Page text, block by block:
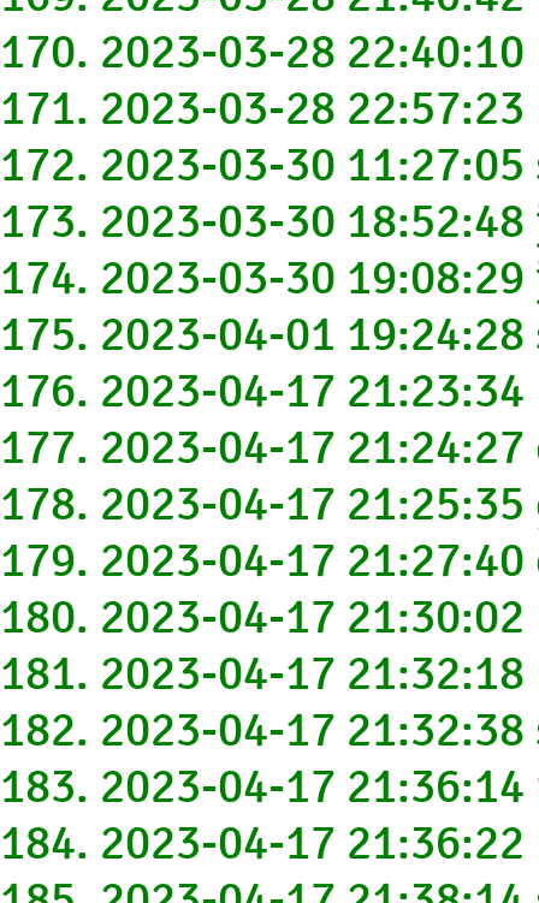
170. 2023-03-28
171. 2023-03-28
172. 2023-03-30
173. 2023-03-30
174. 2023-03-30
175. 2023-04-01
176. 2023-04-17
177. 2023-04-17
178. 2023-04-17
179. 2023-04-17
180. 2023-04-17
181. 2023-04-17
182. 2023-04-17
183. 2023-04-17
184. 2023-04-17